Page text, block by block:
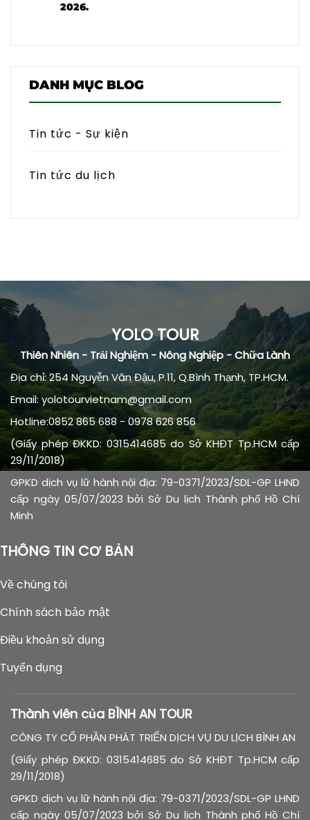
2026.
DANH MỤC BLOG
Tin tức - Sự kiện
Tin tức du lịch
YOLO TOUR
Thiên Nhiên - Trải Nghiệm - Nông Nghiệp - Chữa Lành
Địa chỉ: 254 Nguyễn Văn Đậu, P.11, Q.Bình Thạnh, TP.HCM.
Email: yolotourvietnam@gmail.com
Hotline:0852 865 688 - 0978 626 856
(Giấy phép ĐKKD: 0315414685 do Sở KHĐT Tp.HCM cấp
29/11/2018)
GPKD dịch vụ lữ hành nội địa: 79-0371/2023/SDL-GP LHND
cấp ngày 05/07/2023 bởi Sở Du lịch Thành phố Hồ Chí
Minh
THÔNG TIN CƠ BẢN
Về chúng tôi
Chính sách bảo mật
Điều khoản sử dụng
Tuyển dụng
Thành viên của BÌNH AN TOUR
CÔNG TY CỔ PHẦN PHÁT TRIỂN DỊCH VỤ DU LỊCH BÌNH AN
(Giấy phép ĐKKD: 0315414685 do Sở KHĐT Tp.HCM cấp
29/11/2018)
GPKD dịch vụ lữ hành nội địa: 79-0371/2023/SDL-GP LHND
cấp ngày 05/07/2023 bởi Sở Du lịch Thành phố Hồ Chí